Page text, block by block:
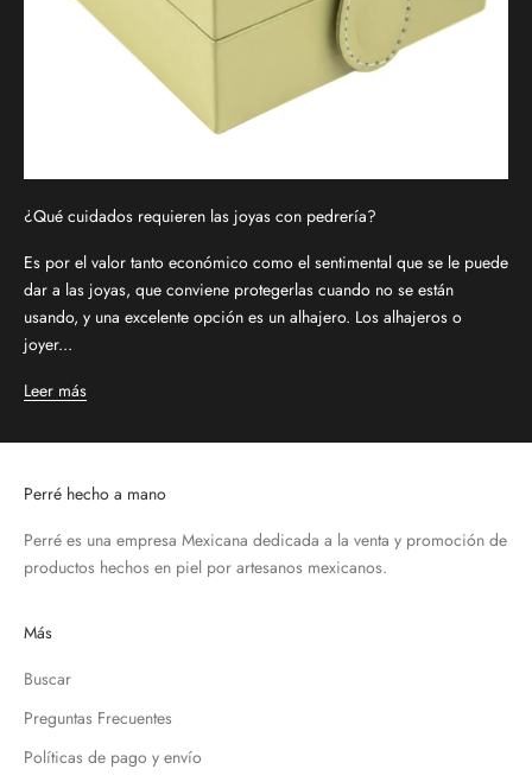
¿Qué cuidados requieren las joyas con pedrería?
Es por el valor tanto económico como el sentimental que se le puede
dar a las joyas, que conviene protegerlas cuando no se están
usando, y una excelente opción es un alhajero. Los alhajeros o
joyer...
Leer más
Perré hecho a mano
Perré es una empresa Mexicana dedicada a la venta y promoción de
productos hechos en piel por artesanos mexicanos.
Más
Buscar
Preguntas Frecuentes
Políticas de pago y envío